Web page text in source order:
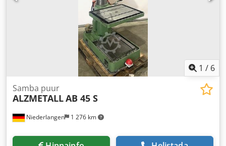
1 / 6
Niederlangen 1 276 km
Samba puur
ALZMETALLAB 45 S